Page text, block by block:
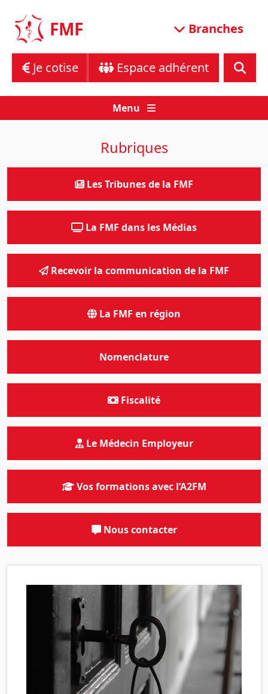
content
FMF Branches
Je cotise Espace adhérent
Menu
Rubriques
Les Tribunes de la FMF
La FMF dans les Médias
Recevoir la communication de la FMF
La FMF en région
Nomenclature
Fiscalité
Le Médecin Employeur
Vos formations avec l’A2FM
Nous contacter